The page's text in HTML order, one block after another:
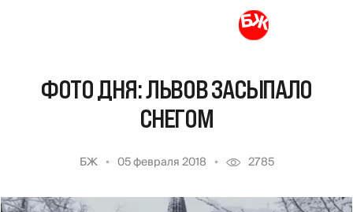
ФОТО ДНЯ: ЛЬВОВ ЗАСЫПАЛО
СНЕГОМ
БЖ 05 февраля 2018 2785